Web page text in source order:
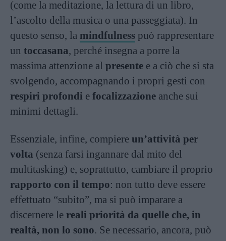
(come la meditazione, la lettura di un libro,
l’ascolto della musica o una passeggiata). In
questo senso, la mindfulness può rappresentare
un toccasana, perché insegna a porre la
massima attenzione al presente e a ciò che si sta
svolgendo, accompagnando i propri gesti con
respiri profondi e focalizzazione anche sui
minimi dettagli.
Essenziale, infine, compiere un’attività per
volta (senza farsi ingannare dal mito del
multitasking) e, soprattutto, cambiare il proprio
rapporto con il tempo: non tutto deve essere
effettuato “subito”, ma si può imparare a
discernere le reali priorità da quelle che, in
realtà, non lo sono. Se necessario, ancora, può